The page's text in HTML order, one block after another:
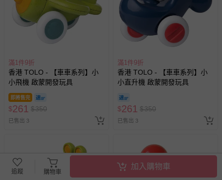
滿1件9折
香港 TOLO - 【車車系列】小
小飛機 啟蒙開發玩具
即將售完
$261 $350
已售出 3
滿1件9折
香港 TOLO - 【車車系列】小
小直升機 啟蒙開發玩具
$261 $350
已售出 3
追蹤 購物車
加入購物車